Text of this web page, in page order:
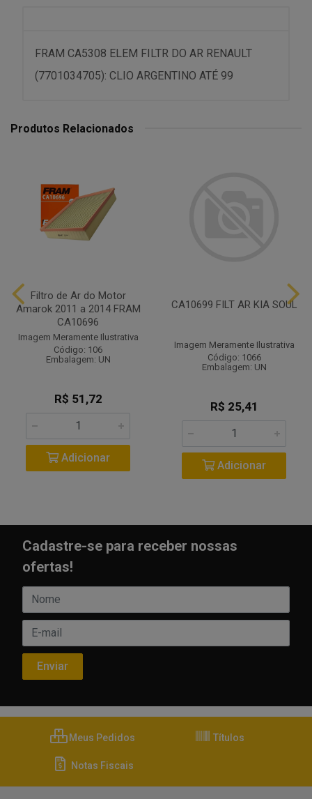
FRAM CA5308 ELEM FILTR DO AR RENAULT
(7701034705): CLIO ARGENTINO ATÉ 99
Produtos Relacionados
Filtro de Ar do Motor
Amarok 2011 a 2014 FRAM
CA10696
Imagem Meramente Ilustrativa
Código: 106
Embalagem: UN
R$ 51,72
Adicionar
CA10699 FILT AR KIA SOUL
Imagem Meramente Ilustrativa
Código: 1066
Embalagem: UN
R$ 25,41
Adicionar
Cadastre-se para receber nossas
ofertas!
Meus Pedidos Títulos
Notas Fiscais